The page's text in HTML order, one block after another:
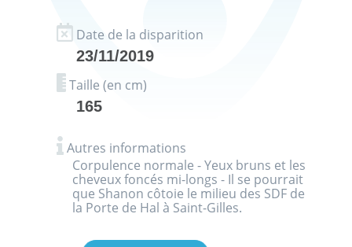
Date de la disparition
23/11/2019
Taille (en cm)
165
Autres informations
Corpulence normale - Yeux bruns et les
cheveux foncés mi-longs - Il se pourrait
que Shanon côtoie le milieu des SDF de
la Porte de Hal à Saint-Gilles.